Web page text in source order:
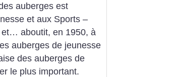
auberges est
et aux Sports –
aboutit, en 1950, à
auberges de jeunesse
des auberges de
le plus important.